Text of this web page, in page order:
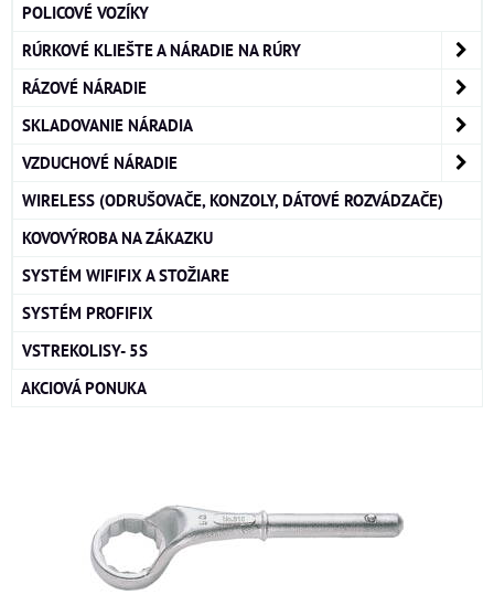
POLICOVÉ VOZÍKY
RÚRKOVÉ KLIEŠTE A NÁRADIE NA RÚRY
RÁZOVÉ NÁRADIE
SKLADOVANIE NÁRADIA
VZDUCHOVÉ NÁRADIE
WIRELESS (ODRUŠOVAČE, KONZOLY, DÁTOVÉ ROZVÁDZAČE)
KOVOVÝROBA NA ZÁKAZKU
SYSTÉM WIFIFIX A STOŽIARE
SYSTÉM PROFIFIX
VSTREKOLISY- 5S
AKCIOVÁ PONUKA